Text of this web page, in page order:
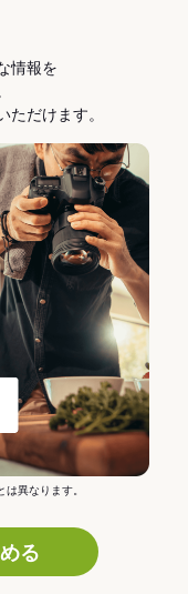
情報を
だけます。
異なります。
る